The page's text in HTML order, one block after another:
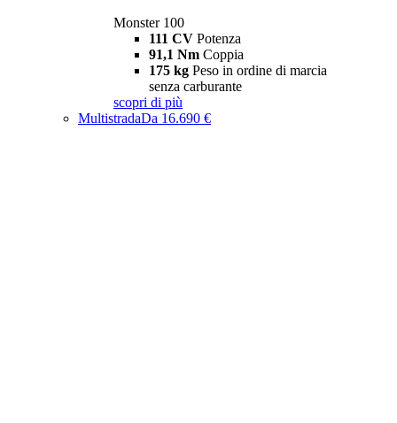
Monster 100
111 CV Potenza
91,1 Nm Coppia
175 kg Peso in ordine di marcia
senza carburante
scopri di più
MultistradaDa 16.690 €